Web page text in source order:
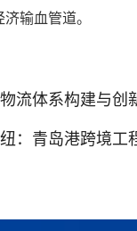
输血管道。
系构建与创新实践
青岛港跨境工程